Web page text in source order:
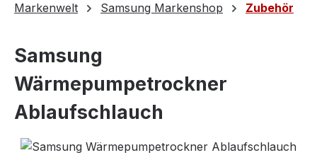
Markenwelt Samsung Markenshop Zubehör
Samsung
Wärmepumpetrockner
Ablaufschlauch
Bildergalerie überspringen